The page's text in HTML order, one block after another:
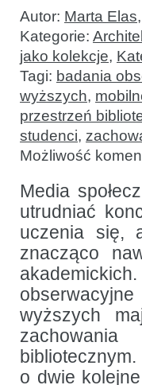
Autor: Marta Elas,
Kategorie:
jako kolekcje,
Tagi: badania
wyższych,
przestrzeń
studenci,
Możliwość
Media
utrudniać
uczenia się,
znacząco
wyższych
o dwie